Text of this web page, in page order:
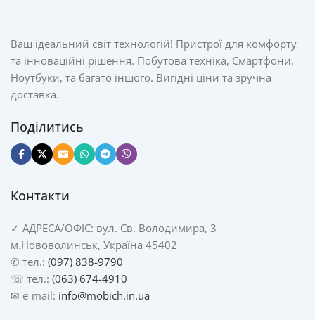
Ваш ідеальний світ технологій! Пристрої для комфорту
та інноваційні рішення. Побутова техніка, Смартфони,
Ноутбуки, та багато іншого. Вигідні ціни та зручна
доставка.
Поділитись
Контакти
✓ АДРЕСА/ОФІС: вул. Св. Володимира, 3
м.Нововолинськ, Україна 45402
✆ тел.: (097) 838-9790
☏ тел.: (063) 674-4910
✉ e-mail: info@mobich.in.ua